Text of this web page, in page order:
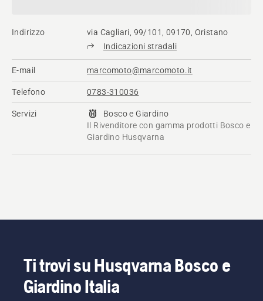
Indirizzo
via Cagliari, 99/101, 09170, Oristano
Indicazioni stradali
E-mail marcomoto@marcomoto.it
Telefono 0783-310036
Servizi
Bosco e Giardino
Il Rivenditore con gamma prodotti Bosco e
Giardino Husqvarna
Ti trovi su Husqvarna Bosco e
Giardino Italia